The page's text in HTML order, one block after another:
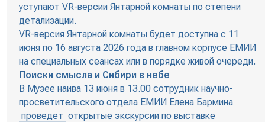
уступают VR-версии Янтарной комнаты по степени
детализации.
VR-версия Янтарной комнаты будет доступна с 11
июня по 16 августа 2026 года в главном корпусе ЕМИИ
на специальных сеансах или в порядке живой очереди.
Поиски смысла и Сибири в небе
В Музее наива 13 июня в 13.00 сотрудник научно-
просветительского отдела ЕМИИ Елена Бармина
проведет открытые экскурсии по выставке